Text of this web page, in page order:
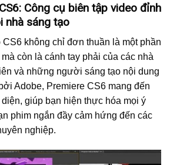
Công cụ biên tập video đỉnh
nhà sáng tạo
không chỉ đơn thuần là một phần
còn là cánh tay phải của các nhà
và những người sáng tạo nội dung
Adobe, Premiere CS6 mang đến
giúp bạn hiện thực hóa mọi ý
phim ngắn đầy cảm hứng đến các
nghiệp.